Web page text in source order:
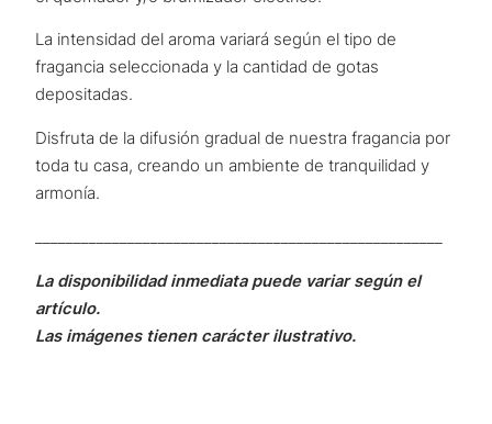
La intensidad del aroma variará según el tipo de
fragancia seleccionada y la cantidad de gotas
depositadas.
Disfruta de la difusión gradual de nuestra fragancia por
toda tu casa, creando un ambiente de tranquilidad y
armonía.
La disponibilidad inmediata puede variar según el
artículo.
Las imágenes tienen carácter ilustrativo.